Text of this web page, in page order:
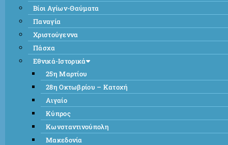
Βίοι Αγίων-Θαύματα
Παναγία
Χριστούγεννα
Πάσχα
Εθνικά-Ιστορικά
25η Μαρτίου
28η Οκτωβρίου – Κατοχή
Αιγαίο
Κύπρος
Κωνσταντινούπολη
Μακεδονία